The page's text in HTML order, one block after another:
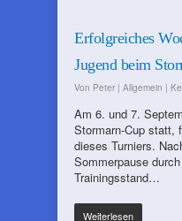
Erfolgreiches
Jugend beim
Von Peter | Allgemein |
Am 6. und 7.
Stormarn-Cup statt,
dieses Turniers.
Sommerpause
Trainingsstand…
Weiterlesen